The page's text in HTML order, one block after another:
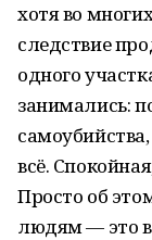
хотя во
следствие
одного
занимались:
всё.
Просто об
людям — это